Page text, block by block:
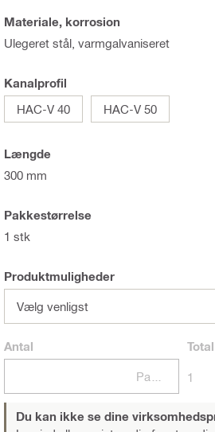
Materiale, korrosion
Ulegeret stål, varmgalvaniseret
Kanalprofil
HAC-V 40
HAC-V 50
Længde
300 mm
Pakkestørrelse
1 stk
Produktmuligheder
Vælg venligst
Antal Total
1
Du kan ikke se dine